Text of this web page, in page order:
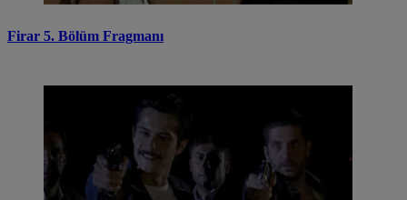
Firar 5. Bölüm Fragmanı